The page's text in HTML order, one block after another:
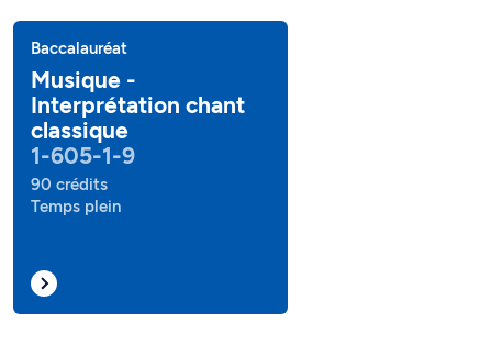
Baccalauréat
Musique -
Interprétation chant
classique
1-605-1-9
90 crédits
Temps plein